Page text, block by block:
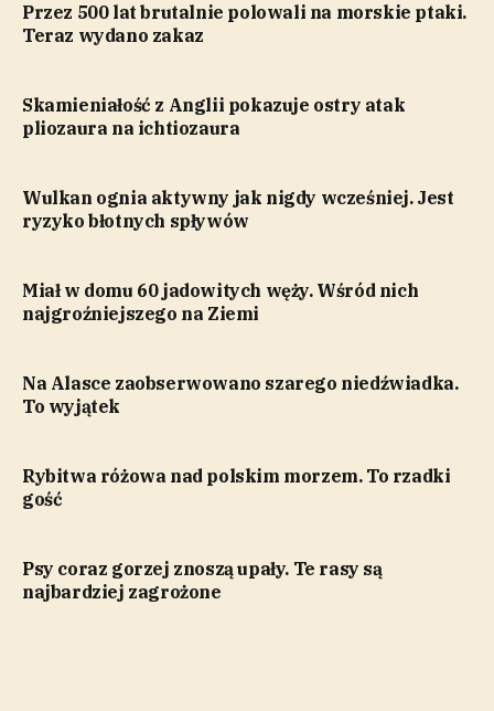
Przez 500 lat brutalnie polowali na morskie ptaki.
Teraz wydano zakaz
Skamieniałość z Anglii pokazuje ostry atak
pliozaura na ichtiozaura
Wulkan ognia aktywny jak nigdy wcześniej. Jest
ryzyko błotnych spływów
Miał w domu 60 jadowitych węży. Wśród nich
najgroźniejszego na Ziemi
Na Alasce zaobserwowano szarego niedźwiadka.
To wyjątek
Rybitwa różowa nad polskim morzem. To rzadki
gość
Psy coraz gorzej znoszą upały. Te rasy są
najbardziej zagrożone